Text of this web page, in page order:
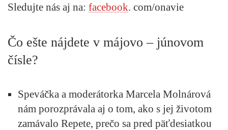
Sledujte nás aj na: facebook. com/onavie
Čo ešte nájdete v májovo – júnovom
čísle?
Speváčka a moderátorka Marcela Molnárová
nám porozprávala aj o tom, ako s jej životom
zamávalo Repete, prečo sa pred päťdesiatkou